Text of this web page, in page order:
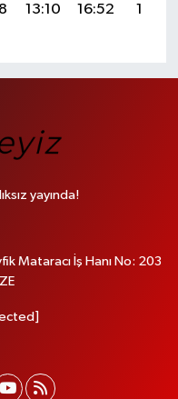
13:10 16:52 19:51
yayında!
Mataracı İş Hanı No: 203